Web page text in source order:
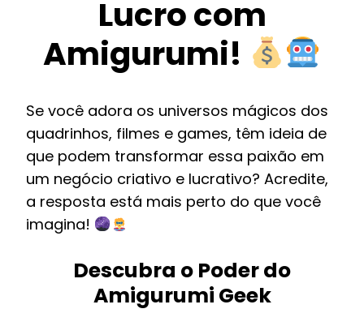
Lucro com
Amigurumi!
Se você adora os universos mágicos dos
quadrinhos, filmes e games, têm ideia de
que podem transformar essa paixão em
um negócio criativo e lucrativo? Acredite,
a resposta está mais perto do que você
imagina!
Descubra o Poder do
Amigurumi Geek